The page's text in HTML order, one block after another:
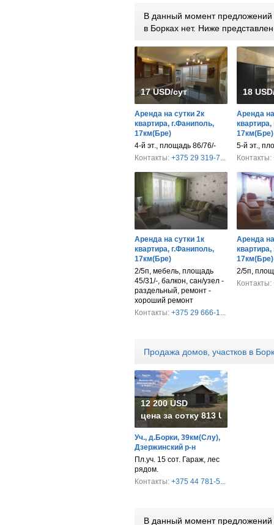
В данный момент предложений
в Борках нет. Ниже
17 USD/сут
Аренда на сутки 2к
квартира, г.Фаниполь,
17км(Бре)
4-й эт., площадь 86/76/-
Контакты: +375 29 319-7...
18
Аренда
17км(Бре)
5-й эт.,
Контакты:
Аренда на сутки 1к
квартира, г.Фаниполь,
17км(Бре)
2/5п, мебель, площадь
45/31/-, балкон, сан/узел -
раздельный, ремонт -
хороший ремонт
Контакты: +375 29 666-1...
Аренда
17км(Бре)
2/5п,
Контакты:
Продажа домов, участков в
12 200 USD
цена за сотку813 USD
Уч., д.Борки, 39км(Слу),
Дзержинский р-н
Пл.уч. 15 сот. Гараж, лес
рядом.
Контакты: +375 44 781-5...
В данный момент